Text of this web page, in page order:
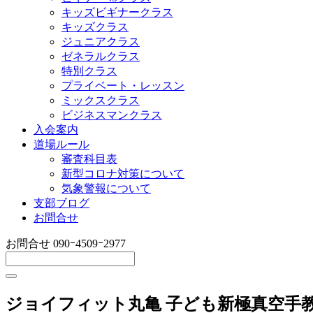
キッズビギナークラス
キッズクラス
ジュニアクラス
ゼネラルクラス
特別クラス
プライベート・レッスン
ミックスクラス
ビジネスマンクラス
入会案内
道場ルール
審査科目表
新型コロナ対策について
気象警報について
支部ブログ
お問合せ
お問合せ 090ｰ4509ｰ2977
ジョイフィット丸亀 子ども新極真空手